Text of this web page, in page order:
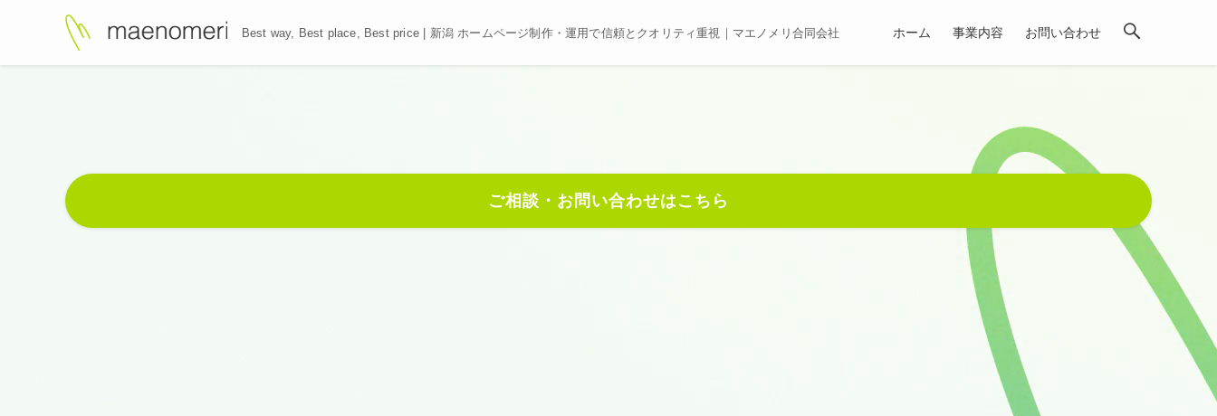
Best way, Best place, Best price | 新潟 ホームページ制作・運用で信頼とクオリティ重視｜マエノメリ合同会社 ホーム 事業内容 お問い合わせ
ご相談・お問い合わせはこちら